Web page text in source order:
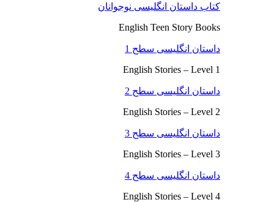
کتاب داستان انگلیسی نوجوانان
English Teen Story Books
داستان انگلیسی سطح 1
English Stories – Level 1
داستان انگلیسی سطح 2
English Stories – Level 2
داستان انگلیسی سطح 3
English Stories – Level 3
داستان انگلیسی سطح 4
English Stories – Level 4